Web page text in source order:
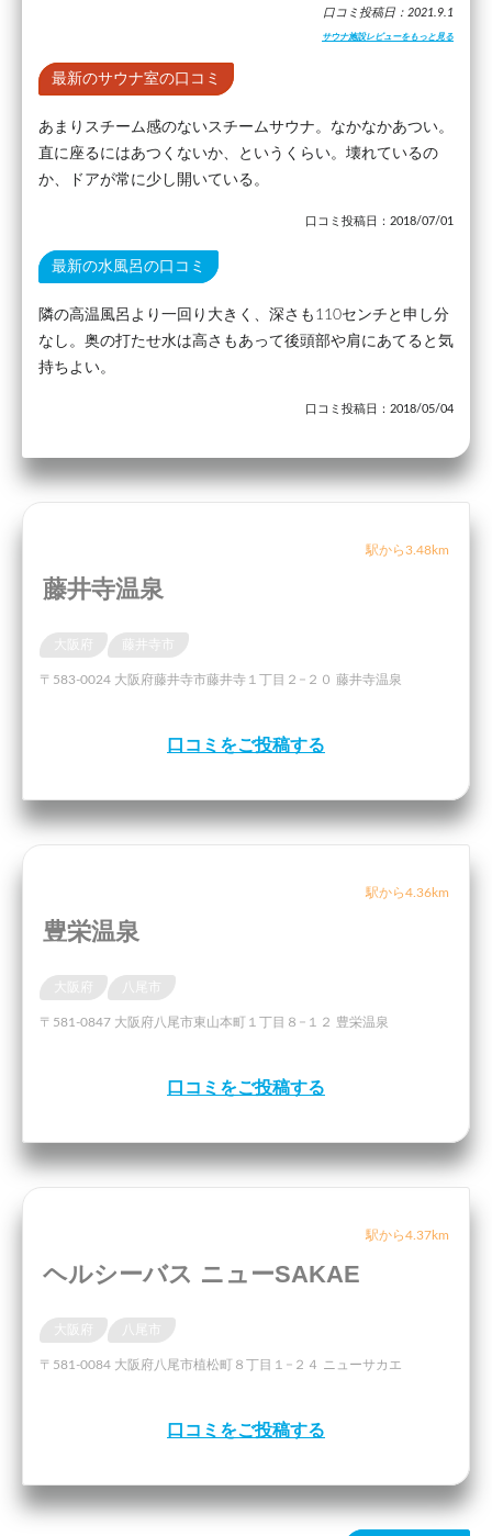
口コミ投稿日：2021.9.1
サウナ施設レビューをもっと見る
最新のサウナ室の口コミ
あまりスチーム感のないスチームサウナ。なかなかあつい。
直に座るにはあつくないか、というくらい。壊れているの
か、ドアが常に少し開いている。
口コミ投稿日：2018/07/01
最新の水風呂の口コミ
隣の高温風呂より一回り大きく、深さも110センチと申し分
なし。奥の打たせ水は高さもあって後頭部や肩にあてると気
持ちよい。
口コミ投稿日：2018/05/04
駅から3.48km
藤井寺温泉
〒583-0024 大阪府藤井寺市藤井寺１丁目２−２０ 藤井寺温泉
口コミをご投稿する
駅から4.36km
豊栄温泉
〒581-0847 大阪府八尾市東山本町１丁目８−１２ 豊栄温泉
口コミをご投稿する
駅から4.37km
ヘルシーバス ニューSAKAE
〒581-0084 大阪府八尾市植松町８丁目１−２４ ニューサカエ
口コミをご投稿する